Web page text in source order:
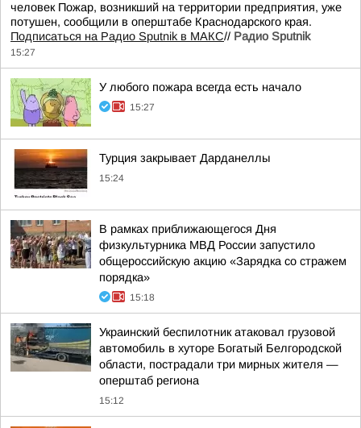
человек Пожар, возникший на территории предприятия, уже
потушен, сообщили в оперштабе Краснодарского края.
Подписаться на Радио Sputnik в МАКС// Радио Sputnik
15:27
У любого пожара всегда есть начало
15:27
Турция закрывает Дарданеллы
15:24
В рамках приближающегося Дня
физкультурника МВД России запустило
общероссийскую акцию «Зарядка со стражем
порядка»
15:18
Украинский беспилотник атаковал грузовой
автомобиль в хуторе Богатый Белгородской
области, пострадали три мирных жителя —
оперштаб региона
15:12